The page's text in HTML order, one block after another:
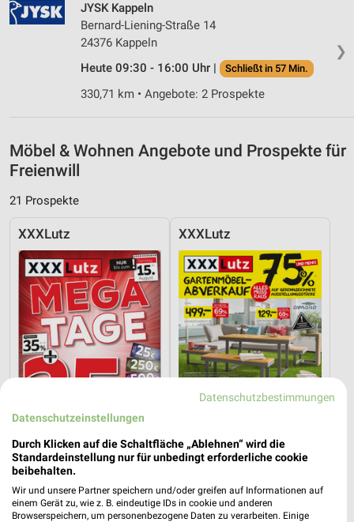
❯
JYSK Kappeln
Bernard-Liening-Straße 14
24376 Kappeln
Heute 09:30 - 16:00 Uhr |
Schließt in 57 Min.
330,71 km • Angebote: 2 Prospekte
Möbel & Wohnen Angebote und Prospekte für
Freienwill
21 Prospekte
XXXLutz
Mega Tage
Gültig bis Fr. 14.08.
XXXLutz
Gartenmöbel-Abverkauf
Gültig bis Fr. 28.08.
Datenschutzbestimmungen
Datenschutzeinstellungen
Durch Klicken auf die Schaltfläche „Ablehnen“ wird die
Standardeinstellung nur für unbedingt erforderliche cookie
beibehalten.
Wir und unsere Partner speichern und/oder greifen auf Informationen auf
einem Gerät zu, wie z. B. eindeutige IDs in cookie und anderen
Browserspeichern, um personenbezogene Daten zu verarbeiten. Einige